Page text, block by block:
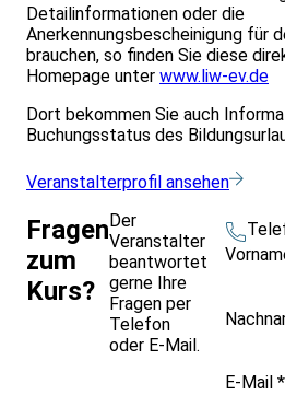
Detailinformationen oder die
Anerkennungsbescheinigung für
brauchen, so finden Sie diese
Homepage unter www.liw-ev.de
Dort bekommen Sie auch
Buchungsstatus des
Veranstalterprofil ansehen
Fragen
zum
Kurs?
Der
Veranstalter
beantwortet
gerne Ihre
Fragen per
Telefon
oder E-Mail.
E-Mail *